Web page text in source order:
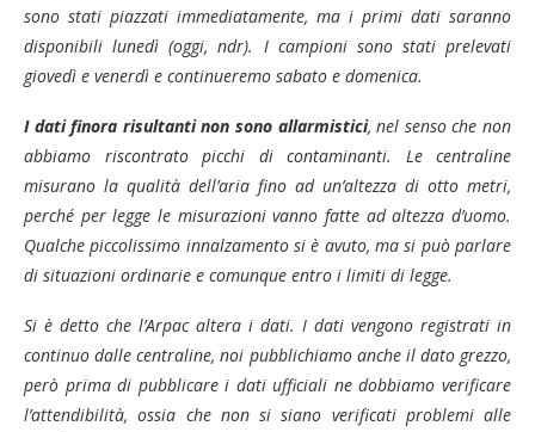
sono stati piazzati immediatamente, ma i primi dati saranno
disponibili lunedì (oggi, ndr). I campioni sono stati prelevati
giovedì e venerdì e continueremo sabato e domenica.
I dati finora risultanti non sono allarmistici, nel senso che non
abbiamo riscontrato picchi di contaminanti. Le centraline
misurano la qualità dell’aria fino ad un’altezza di otto metri,
perché per legge le misurazioni vanno fatte ad altezza d’uomo.
Qualche piccolissimo innalzamento si è avuto, ma si può parlare
di situazioni ordinarie e comunque entro i limiti di legge.
Si è detto che l’Arpac altera i dati. I dati vengono registrati in
continuo dalle centraline, noi pubblichiamo anche il dato grezzo,
però prima di pubblicare i dati ufficiali ne dobbiamo verificare
l’attendibilità, ossia che non si siano verificati problemi alle